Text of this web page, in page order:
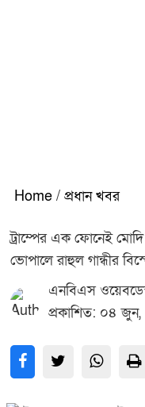
Home / প্রধান খবর
ট্রাম্পের এক ফোনেই মোদি
ভোপালে রাহুল গান্ধীর
এনবিএস
প্রকাশিত: ০৪